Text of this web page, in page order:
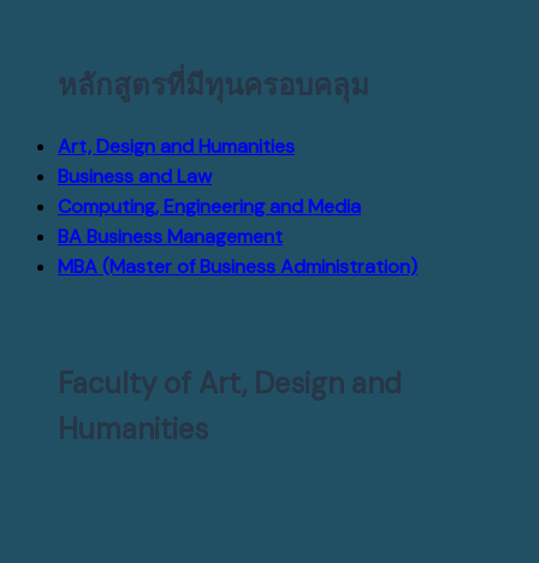
หลักสูตรที่มีทุนครอบคลุม
Art, Design and Humanities
Business and Law
Computing, Engineering and Media
BA Business Management
MBA (Master of Business Administration)
Faculty of Art, Design and
Humanities